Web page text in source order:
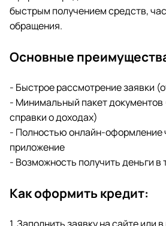
быстрым получением средств,
обращения.
Основные
- Быстрое рассмотрение заявки
- Минимальный пакет
справки о доходах)
- Полностью онлайн-оформление
приложение
- Возможность получить деньги в
Как оформить кредит: